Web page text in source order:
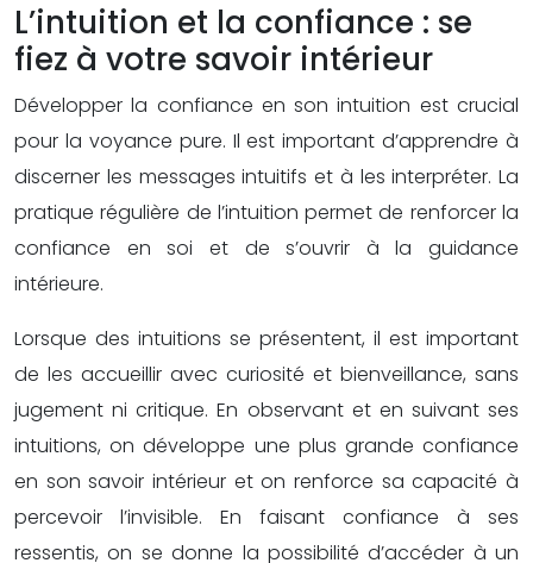
L’intuition et la confiance : se
fiez à votre savoir intérieur
Développer la confiance en son intuition est crucial
pour la voyance pure. Il est important d’apprendre à
discerner les messages intuitifs et à les interpréter. La
pratique régulière de l’intuition permet de renforcer la
confiance en soi et de s’ouvrir à la guidance
intérieure.
Lorsque des intuitions se présentent, il est important
de les accueillir avec curiosité et bienveillance, sans
jugement ni critique. En observant et en suivant ses
intuitions, on développe une plus grande confiance
en son savoir intérieur et on renforce sa capacité à
percevoir l’invisible. En faisant confiance à ses
ressentis, on se donne la possibilité d’accéder à un